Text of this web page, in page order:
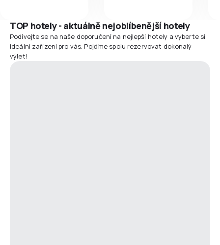
TOP hotely - aktuálně nejoblíbenější hotely
Podívejte se na naše doporučení na nejlepší hotely a vyberte si
ideální zařízení pro vás. Pojďme spolu rezervovat dokonalý
výlet!